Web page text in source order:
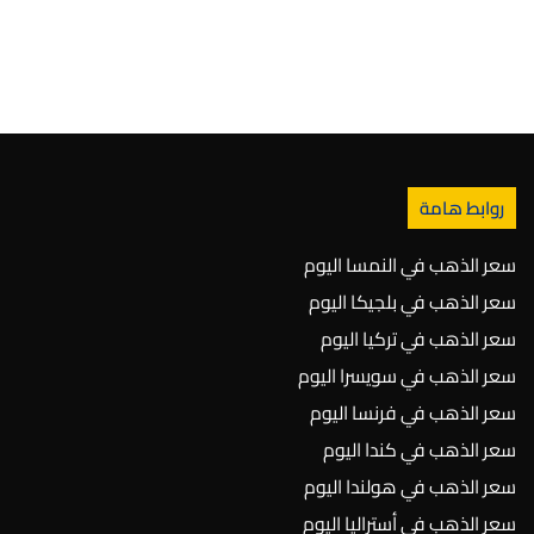
روابط هامة
سعر الذهب في النمسا اليوم
سعر الذهب في بلجيكا اليوم
سعر الذهب في تركيا اليوم
سعر الذهب في سويسرا اليوم
سعر الذهب في فرنسا اليوم
سعر الذهب في كندا اليوم
سعر الذهب في هولندا اليوم
سعر الذهب في أستراليا اليوم